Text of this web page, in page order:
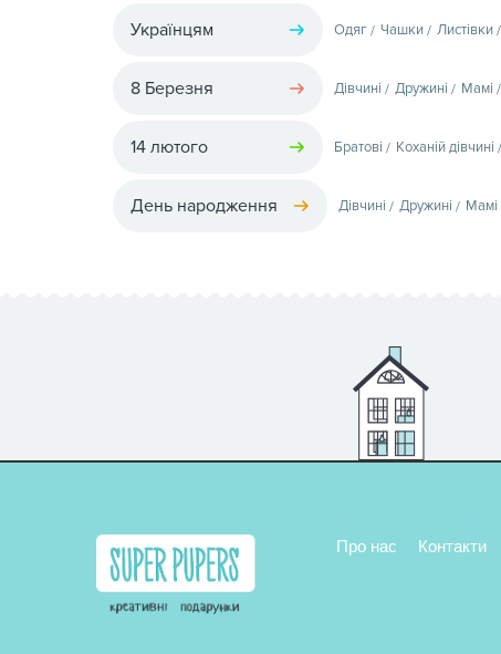
Українцям Одяг Чашки Листівки
8 Березня Дівчині Дружині Мамі
14 лютого Братові Коханій дівчині
День народження Дівчині Дружині Мамі
Про нас Контакти